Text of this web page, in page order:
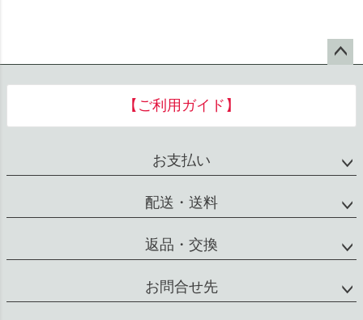
へ
【ご利用ガイド】
お支払い
配送・送料
返品・交換
お問合せ先